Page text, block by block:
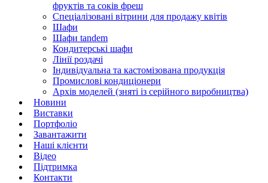
фруктів та соків фреш
Спеціалізовані вітрини для продажу квітів
Шафи
Шафи tandem
Кондитерські шафи
Лінії роздачі
Індивідуальна та кастомізована продукція
Промислові кондиціонери
Архів моделей (зняті із серійного виробництва)
Новини
Виставки
Портфоліо
Завантажити
Наші клієнти
Відео
Підтримка
Контакти